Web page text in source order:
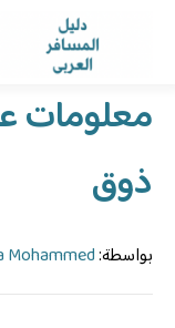
›الدليل›
معلومات
ذوق
بواسطة:Mohammed